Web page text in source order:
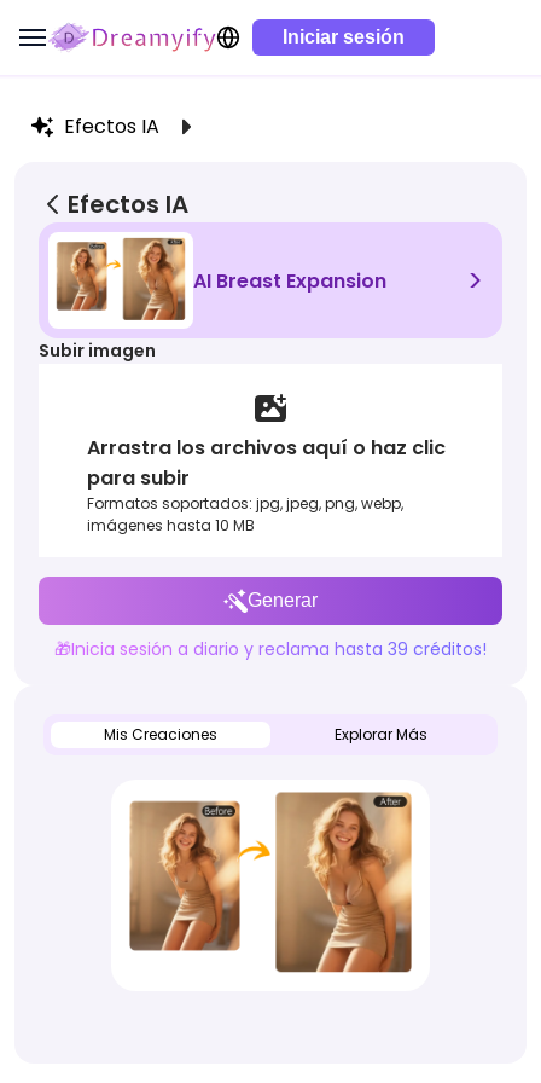
Iniciar sesión
Efectos IA
Efectos IA
AI Breast Expansion >
Subir imagen
Arrastra los archivos aquí o haz clic
para subir
Formatos soportados: jpg, jpeg, png, webp,
imágenes hasta 10 MB
Generar
🎁Inicia sesión a diario y reclama hasta 39 créditos!
Mis Creaciones Explorar Más